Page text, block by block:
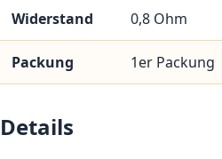
Widerstand 0,8 Ohm
Packung 1er Packung
Details